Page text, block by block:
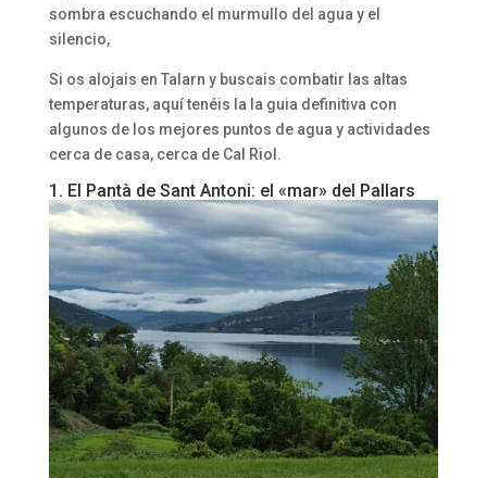
sombra escuchando el murmullo del agua y el
silencio,
Si os alojais en Talarn y buscais combatir las altas
temperaturas, aquí tenéis la la guia definitiva con
algunos de los mejores puntos de agua y actividades
cerca de casa, cerca de Cal Riol.
1. El Pantà de Sant Antoni: el «mar» del Pallars